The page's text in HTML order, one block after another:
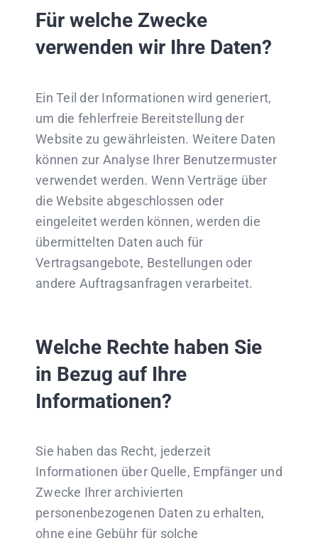
Für welche Zwecke
verwenden wir Ihre Daten?
Ein Teil der Informationen wird generiert,
um die fehlerfreie Bereitstellung der
Website zu gewährleisten. Weitere Daten
können zur Analyse Ihrer Benutzermuster
verwendet werden. Wenn Verträge über
die Website abgeschlossen oder
eingeleitet werden können, werden die
übermittelten Daten auch für
Vertragsangebote, Bestellungen oder
andere Auftragsanfragen verarbeitet.
Welche Rechte haben Sie
in Bezug auf Ihre
Informationen?
Sie haben das Recht, jederzeit
Informationen über Quelle, Empfänger und
Zwecke Ihrer archivierten
personenbezogenen Daten zu erhalten,
ohne eine Gebühr für solche